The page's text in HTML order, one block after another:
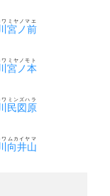
宮ノ前
ミヤノマエ
宮ノ本
ミヤノモト
民図原
ミンズハラ
向井山
ムカイヤマ